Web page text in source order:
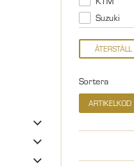
Suzuki
Sortera
ARTIKELKOD